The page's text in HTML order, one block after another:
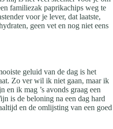
familiezak paprikachips weg te
voor je lever, dat laatste,
geen vet en nog niet eens
geluid van de dag is het
Zo ver wil ik niet gaan, maar ik
ik mag ’s avonds graag een
is de beloning na een dag hard
en de omlijsting van een goed